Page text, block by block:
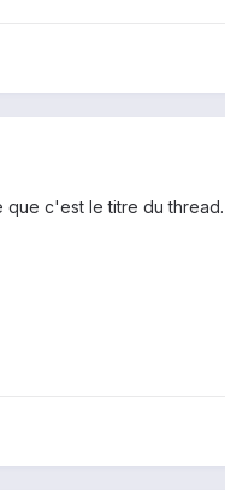
que c'est le titre du thread.